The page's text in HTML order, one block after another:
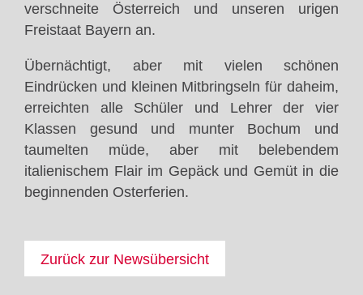
verschneite Österreich und unseren urigen
Freistaat Bayern an.
Übernächtigt, aber mit vielen schönen
Eindrücken und kleinen Mitbringseln für daheim,
erreichten alle Schüler und Lehrer der vier
Klassen gesund und munter Bochum und
taumelten müde, aber mit belebendem
italienischem Flair im Gepäck und Gemüt in die
beginnenden Osterferien.
Zurück zur Newsübersicht